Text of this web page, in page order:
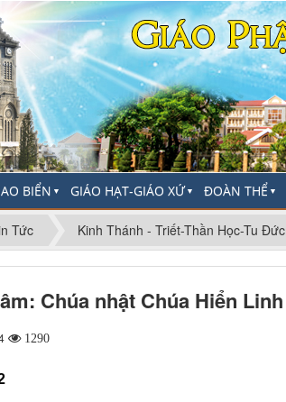
BIỂN ▼ GIÁO HẠT-GIÁO XỨ▼ ĐOÀN THỂ ▼
Tức Kinh Thánh - Triết-Thần Học-Tu Đức
Chúa nhật Chúa Hiển Linh
1290